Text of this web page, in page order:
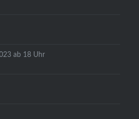
ab 18 Uhr